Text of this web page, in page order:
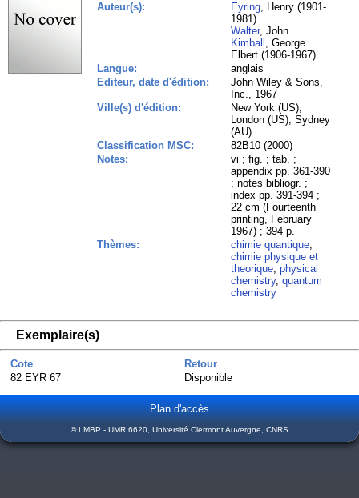
Auteur(s): Eyring, Henry (1901-
1981)
Walter, John
Kimball , George
Elbert (1906-1967)
Langue:
anglais
Editeur, date d'édition:
John Wiley & Sons,
Inc., 1967
Ville(s) d'édition:
New York (US),
London (US), Sydney
(AU)
Classification MSC:
82B10 (2000)
Notes:
vi ; fig. ; tab. ;
appendix pp. 361-390
; notes bibliogr. ;
index pp. 391-394 ;
22 cm (Fourteenth
printing, February
1967) ; 394 p.
Thèmes:
chimie quantique,
chimie physique et
theorique,physical
chemistry,quantum
chemistry
Exemplaire(s)
Cote
Retour
82 EYR 67
Disponible
Plan d'accès
© LMBP - UMR 6620, Université Clermont Auvergne, CNRS